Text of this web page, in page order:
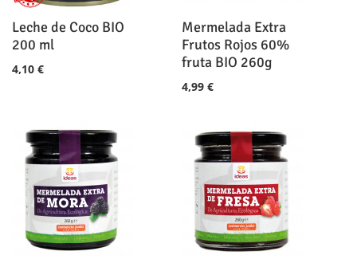
Leche de Coco BIO
200 ml
4,10 €
Mermelada Extra
Frutos Rojos 60%
fruta BIO 260g
4,99 €